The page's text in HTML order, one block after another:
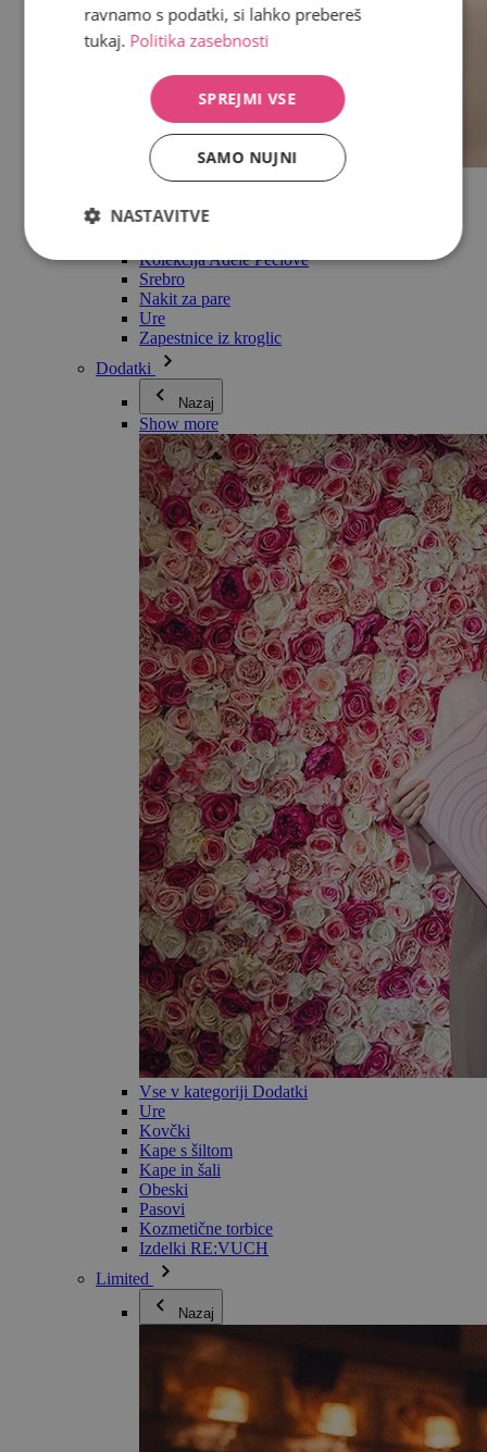
Vse v kategoriji Nakit
Zapestnice
Kolekcija Adéle Pečlové
Srebro
Nakit za pare
Ure
Zapestnice iz kroglic
Dodatki
Nazaj
Show more
Vse v kategoriji Dodatki
Ure
Kovčki
Kape s šiltom
Kape in šali
Obeski
Pasovi
Kozmetične torbice
Izdelki RE:VUCH
Limited
Nazaj
ravnamo s podatki, si lahko prebereš
tukaj. Politika zasebnosti
SPREJMI VSE
SAMO NUJNI
NASTAVITVE